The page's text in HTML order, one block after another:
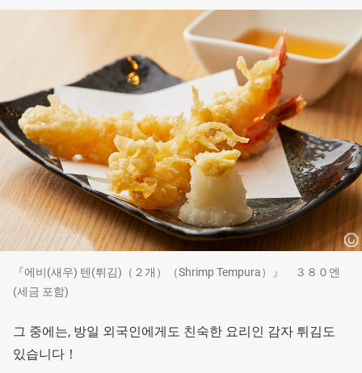
『에비(새우) 텐(튀김)（２개）（Shrimp Tempura）』 ３８０엔
(세금 포함)
그 중에는, 방일 외국인에게도 친숙한 요리인 감자 튀김도
있습니다！